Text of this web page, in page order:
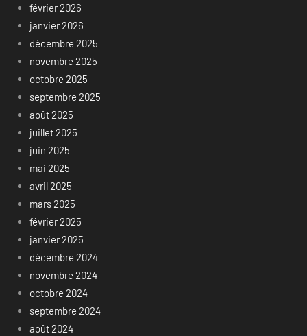
février 2026
janvier 2026
décembre 2025
novembre 2025
octobre 2025
septembre 2025
août 2025
juillet 2025
juin 2025
mai 2025
avril 2025
mars 2025
février 2025
janvier 2025
décembre 2024
novembre 2024
octobre 2024
septembre 2024
août 2024